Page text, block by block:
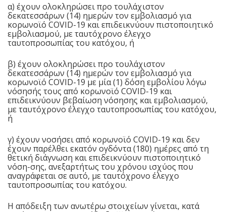
α) έχουν ολοκληρώσει προ τουλάχιστον
δεκατεσσάρων (14) ημερών τον εμβολιασμό για
κορωνοϊό COVID-19 και επιδεικνύουν πιστοποιητικό
εμβολιασμού, με ταυτόχρονο έλεγχο
ταυτοπροσωπίας του κατόχου, ή
β) έχουν ολοκληρώσει προ τουλάχιστον
δεκατεσσάρων (14) ημερών τον εμβολιασμό για
κορωνοϊό COVID-19 με μία (1) δόση εμβολίου λόγω
νόσησής τους από κορωνοϊό COVID-19 και
επιδεικνύουν βεβαίωση νόσησης και εμβολιασμού,
με ταυτόχρονο έλεγχο ταυτοπροσωπίας του κατόχου,
ή
γ) έχουν νοσήσει από κορωνοϊό COVID-19 και δεν
έχουν παρέλθει εκατόν ογδόντα (180) ημέρες από τη
θετική διάγνωση και επιδεικνύουν πιστοποιητικό
νόση-σης, ανεξαρτήτως του χρόνου ισχύος που
αναγράφεται σε αυτό, με ταυτόχρονο έλεγχο
ταυτοπροσωπίας του κατόχου.
Η απόδειξη των ανωτέρω στοιχείων γίνεται, κατά